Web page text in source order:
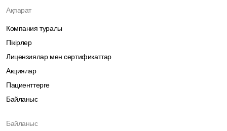
Ақпарат
Компания туралы
Пікірлер
Лицензиялар мен сертификаттар
Акциялар
Пациенттерге
Байланыс
Байланыс